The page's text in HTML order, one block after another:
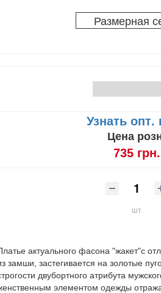
Размерная
Узнать опт.
Цена
735 грн.
шт
актуального фасона "жакет"с
замши, застегивается на золотые
двубортного атрибута
элементом одежды